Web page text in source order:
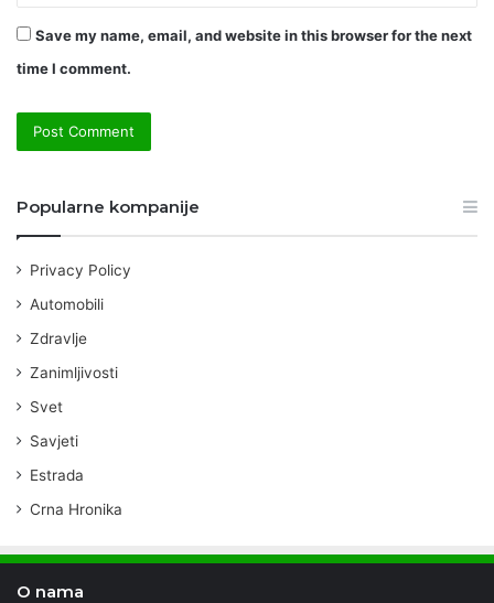
Save my name, email, and website in this browser for the next
time I comment.
Popularne kompanije
Privacy Policy
Automobili
Zdravlje
Zanimljivosti
Svet
Savjeti
Estrada
Crna Hronika
O nama